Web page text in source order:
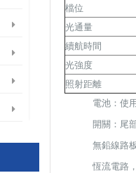
檔位
光通量
續航時間
光強度
照射距離
電池：使
開關：尾
無鉛線路板
恆流電路